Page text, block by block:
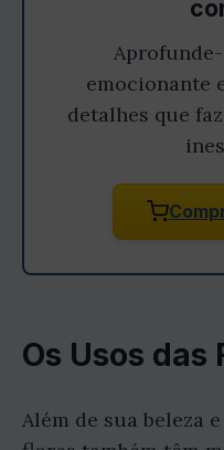
emocionante
detalhes que
Os Usos das
Além de sua beleza